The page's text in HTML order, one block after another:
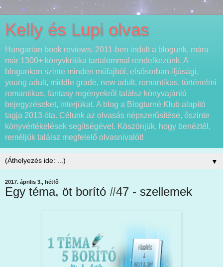
Kelly és Lupi olvas
Hungarian book reviews. 2011-ben indult a blogunk, mára
már 1300+ könyvkritika tartalommal rendelkezünk. A
blogunkon szinte minden műfajból, elsősorban ifjúsági,
young adult, middle grade, new adult, romantikus, történelmi
romantikus, fantasy regényekről találsz könyvajánló
bejegyzéseket, interjúkat. A blog a Blogturné Klub alapító
tagja 2013 óta. Célunk az olvasás népszerűsítése, őszinte
könyvértékelések segítségével. Köszönjük, hogy benéztél,
reméljük találsz megfelelő olvasnivalót!
▼
2017. április 3., hétfő
Egy téma, öt borító #47 - szellemek